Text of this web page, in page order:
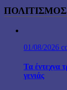
ΠΟΛΙΤΙΣΜΟΣ
01/08/2026
Τα έντεχνα
γενιάς